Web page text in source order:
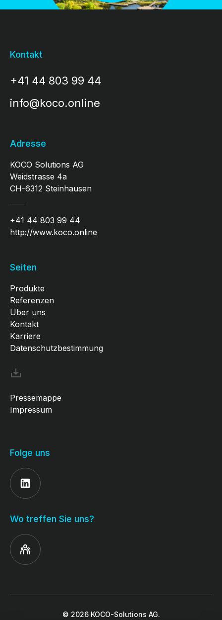
Kontakt
+41 44 803 99 44
info@koco.online
Adresse
KOCO Solutions AG
Weidstrasse 4a
CH-6312 Steinhausen
+41 44 803 99 44
http://www.koco.online
Seiten
Produkte
Referenzen
Über uns
Kontakt
Karriere
Datenschutzbestimmung
Pressemappe
Impressum
Folge uns
Wo treffen Sie uns?
© 2026 KOCO-Solutions AG.